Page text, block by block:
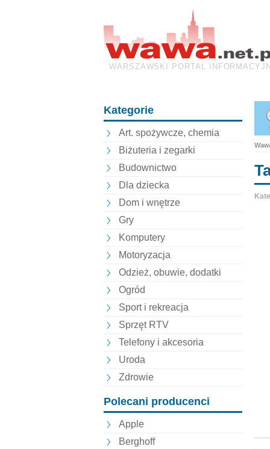
WARSZAWSKI PORTAL
Kategorie
Art. spożywcze, chemia
Biżuteria i zegarki
Budownictwo
Dla dziecka
Dom i wnętrze
Gry
Komputery
Motoryzacja
Odzież, obuwie, dodatki
Ogród
Sport i rekreacja
Sprzęt RTV
Telefony i akcesoria
Uroda
Zdrowie
Polecani producenci
Apple
Berghoff